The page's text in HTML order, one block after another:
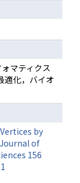
マティクス
適化，バイオ
by
of
156